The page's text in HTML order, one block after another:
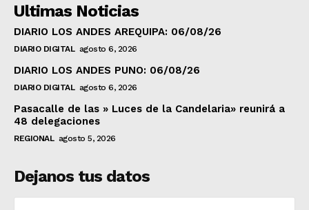
Ultimas Noticias
DIARIO LOS ANDES AREQUIPA: 06/08/26
DIARIO DIGITAL agosto 6, 2026
DIARIO LOS ANDES PUNO: 06/08/26
DIARIO DIGITAL agosto 6, 2026
Pasacalle de las » Luces de la Candelaria» reunirá a
48 delegaciones
REGIONAL agosto 5, 2026
Dejanos tus datos